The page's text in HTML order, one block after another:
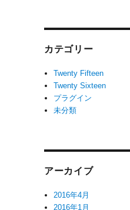
カテゴリー
Twenty Fifteen
Twenty Sixteen
プラグイン
未分類
アーカイブ
2016年4月
2016年1月